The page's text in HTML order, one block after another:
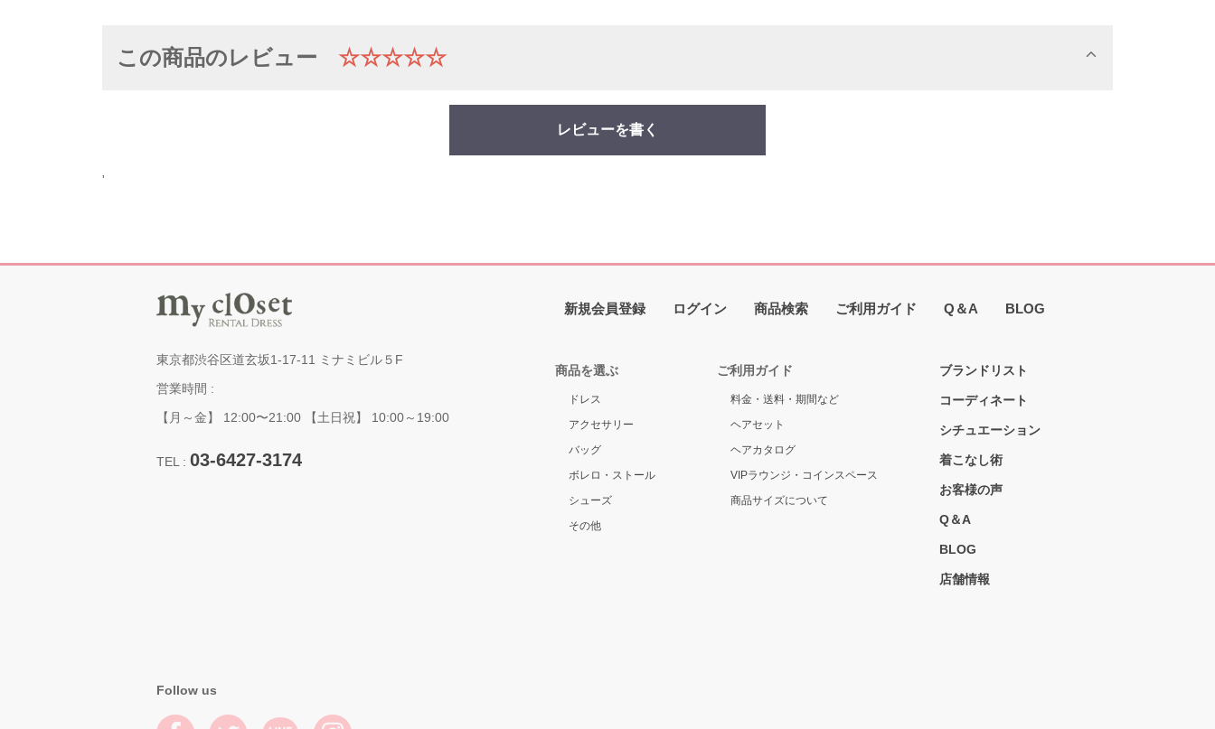
この商品のレビュー ☆☆☆☆☆
レビューを書く
'
東京都渋谷区道玄坂1-17-11 ミナミビル５F
営業時間 :
【月～金】 12:00〜21:00 【土日祝】 10:00～19:00
TEL : 03-6427-3174
新規会員登録 ログイン 商品検索 ご利用ガイド Q＆A BLOG
商品を選ぶ
ドレス
アクセサリー
バッグ
ボレロ・ストール
シューズ
その他
ご利用ガイド
料金・送料・期間など
ヘアセット
ヘアカタログ
VIPラウンジ・コインスペース
商品サイズについて
ブランドリスト
コーディネート
シチュエーション
着こなし術
お客様の声
Q＆A
BLOG
店舗情報
Follow us